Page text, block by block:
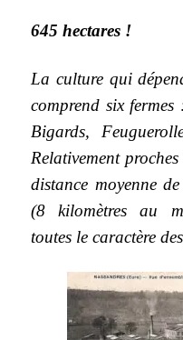
645 hectares !
La culture qui
comprend six
Bigards,
Relativement
distance moyenne
(8 kilomètres au
toutes le caractère